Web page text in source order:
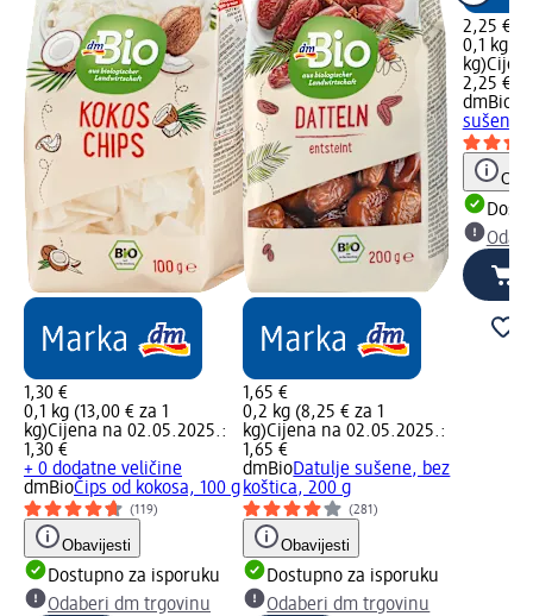
1,30 €
0,1 kg (13,00 € za 1
kg)Cijena na 02.05.2025.:
1,30 €
+ 0 dodatne veličine
dmBioČips od kokosa, 100 g
(119)
Obavijesti
Dostupno za isporuku
Odaberi dm trgovinu
1,65 €
0,2 kg (8,25 € za 1
kg)Cijena na 02.05.2025.:
1,65 €
dmBioDatulje sušene, bez
koštica, 200 g
(281)
Obavijesti
Dostupno za isporuku
Odaberi dm trgovinu
2,25 €
0,1 kg
kg)
2,25 €
dmBio
sušeni,